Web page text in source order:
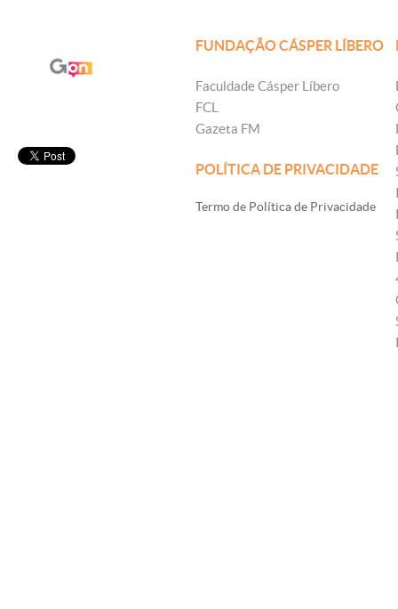
FUNDAÇÃO CÁSPER LÍBERO
Faculdade Cásper Líbero
FCL
Gazeta FM
POLÍTICA DE PRIVACIDADE
Termo de Política de Privacidade